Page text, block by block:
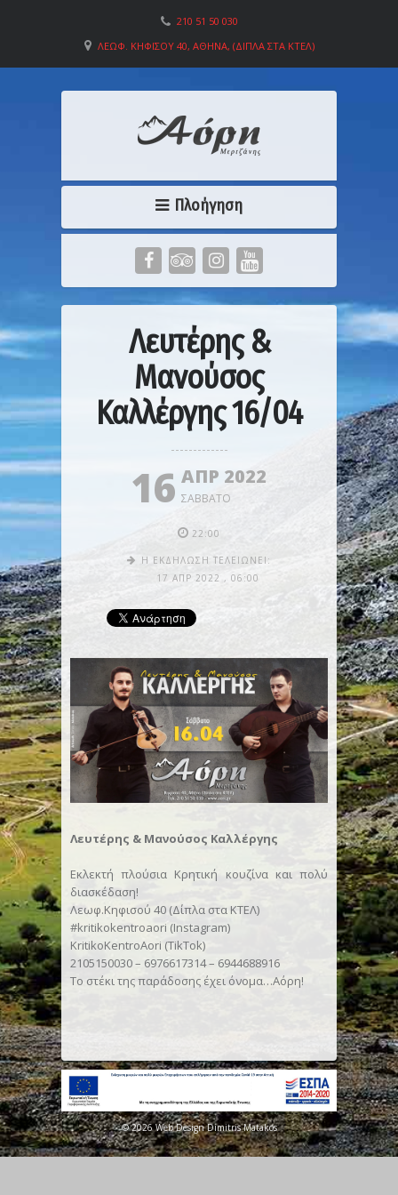
210 51 50 030
ΛΕΩΦ. ΚΗΦΙΣΟΎ 40, ΑΘΉΝΑ, (ΔΊΠΛΑ ΣΤΑ ΚΤΕΛ)
Πλοήγηση
Λευτέρης &
Μανούσος
Καλλέργης 16/04
16 ΑΠΡ 2022
ΣΆΒΒΑΤΟ
22:00
Η ΕΚΔΉΛΩΣΗ ΤΕΛΕΙΏΝΕΙ:
17 ΑΠΡ 2022 , 06:00
Λευτέρης & Μανούσος Καλλέργης
Εκλεκτή πλούσια Κρητική κουζίνα και πολύ
διασκέδαση!
Λεωφ.Κηφισού 40 (Δίπλα στα ΚΤΕΛ)
#kritikokentroaori (Instagram)
KritikoKentroAori (TikTok)
2105150030 – 6976617314 – 6944688916
Το στέκι της παράδοσης έχει όνομα…Αόρη!
© 2026 Web Design Dimitris Matakos